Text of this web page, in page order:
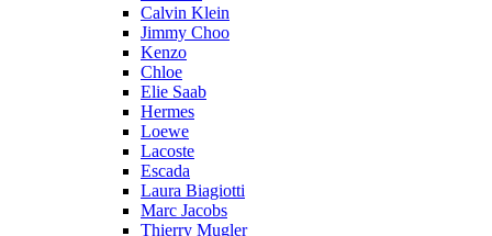
Calvin Klein
Jimmy Choo
Kenzo
Chloe
Elie Saab
Hermes
Loewe
Lacoste
Escada
Laura Biagiotti
Marc Jacobs
Thierry Mugler